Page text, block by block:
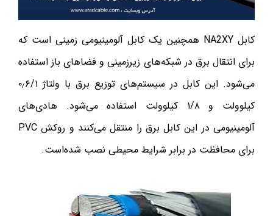
کابل NA2XY همچنین یک کابل آلومینیومی زمینی است که
برای انتقال برق در شبکه‌های زیرزمینی و فضاهای باز استفاده
می‌شود. این کابل در سیستم‌های توزیع برق با ولتاژ ۰٫۶/۱
کیلوولت و ۱/۸ کیلوولت استفاده می‌شود. هادی‌های
آلومینیومی در این کابل برق را منتقل می‌کنند و روکش PVC
برای محافظت در برابر شرایط محیطی نصب شده‌است.